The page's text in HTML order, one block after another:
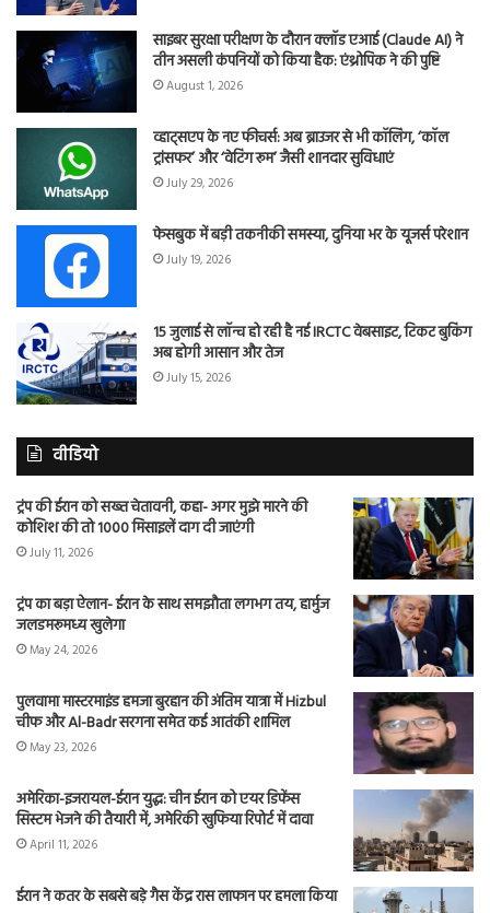
साइबर सुरक्षा परीक्षण के दौरान क्लॉड एआई (Claude AI) ने
तीन असली कंपनियों को किया हैक: एंथ्रोपिक ने की पुष्टि
August 1, 2026
व्हाट्सएप के नए फीचर्स: अब ब्राउजर से भी कॉलिंग, ‘कॉल
ट्रांसफर’ और ‘वेटिंग रूम’ जैसी शानदार सुविधाएं
July 29, 2026
फेसबुक में बड़ी तकनीकी समस्या, दुनिया भर के यूजर्स परेशान
July 19, 2026
15 जुलाई से लॉन्च हो रही है नई IRCTC वेबसाइट, टिकट बुकिंग
अब होगी आसान और तेज
July 15, 2026
वीडियो
ट्रंप की ईरान को सख्त चेतावनी, कहा- अगर मुझे मारने की
कोशिश की तो 1000 मिसाइलें दाग दी जाएंगी
July 11, 2026
ट्रंप का बड़ा ऐलान- ईरान के साथ समझौता लगभग तय, हार्मुज
जलडमरूमध्य खुलेगा
May 24, 2026
पुलवामा मास्टरमाइंड हमजा बुरहान की अंतिम यात्रा में Hizbul
चीफ और Al-Badr सरगना समेत कई आतंकी शामिल
May 23, 2026
अमेरिका-इजरायल-ईरान युद्ध: चीन ईरान को एयर डिफेंस
सिस्टम भेजने की तैयारी में, अमेरिकी खुफिया रिपोर्ट में दावा
April 11, 2026
ईरान ने कतर के सबसे बड़े गैस केंद्र रास लाफान पर हमला किया